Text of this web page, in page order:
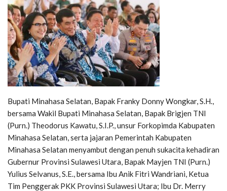
Bupati Minahasa Selatan, Bapak Franky Donny Wongkar, S.H.,
bersama Wakil Bupati Minahasa Selatan, Bapak Brigjen TNI
(Purn.) Theodorus Kawatu, S.I.P., unsur Forkopimda Kabupaten
Minahasa Selatan, serta jajaran Pemerintah Kabupaten
Minahasa Selatan menyambut dengan penuh sukacita kehadiran
Gubernur Provinsi Sulawesi Utara, Bapak Mayjen TNI (Purn.)
Yulius Selvanus, S.E., bersama Ibu Anik Fitri Wandriani, Ketua
Tim Penggerak PKK Provinsi Sulawesi Utara; Ibu Dr. Merry